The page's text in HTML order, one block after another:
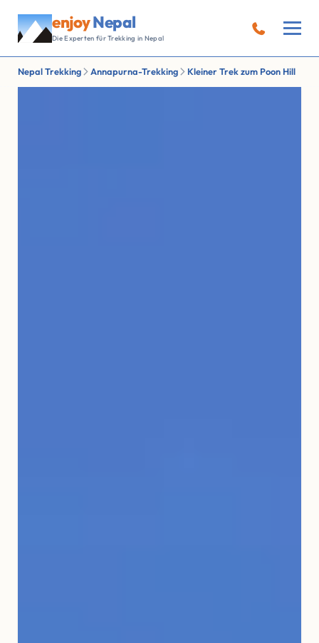
enjoyNepal
Die Experten für Trekking in Nepal
Nepal Trekking Annapurna-Trekking Kleiner Trek zum Poon Hill